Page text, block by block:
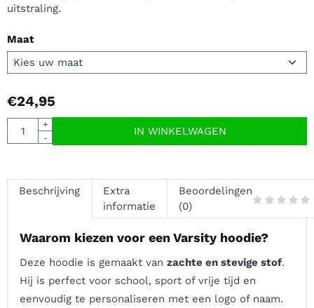
uitstraling.
Maat
€24,95
Aantal
+
-
IN WINKELWAGEN
Beschrijving
Extra
informatie
Beoordelingen
(0)
Waarom kiezen voor een Varsity hoodie?
Deze hoodie is gemaakt vanzachte en stevige stof.
Hij is perfect voor school, sport of vrije tijd en
eenvoudig te personaliseren met een logo of naam.